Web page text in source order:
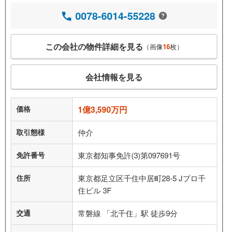
0078-6014-55228
この会社の物件詳細を見る （画像16枚）
会社情報を見る
価格 1億3,590万円
取引態様 仲介
免許番号 東京都知事免許(3)第097691号
住所
東京都足立区千住中居町28-5 Jプロ千
住ビル 3F
交通 常磐線 「北千住」駅 徒歩9分